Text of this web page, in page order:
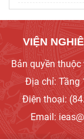
VIỆN
Bản quyền thuộc
Địa chỉ: Tầng
Điện thoại:
Email: